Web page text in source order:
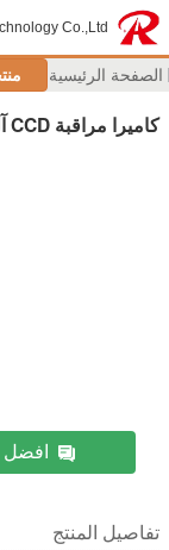
Co.,Ltd
الصفحة الرئيسية
كاميرا مراقبة CCD آلة رؤية عدسة 9-22mm 1/3 "عالية الوضوح
تفاصيل المنتج